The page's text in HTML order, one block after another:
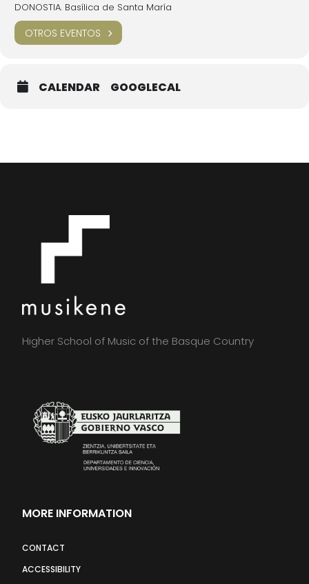
DONOSTIA. Basílica de Santa María
OTROS EVENTOS
CALENDAR GOOGLECAL
Higher School of Music of the Basque Country
MORE INFORMATION
CONTACT
ACCESSIBILITY